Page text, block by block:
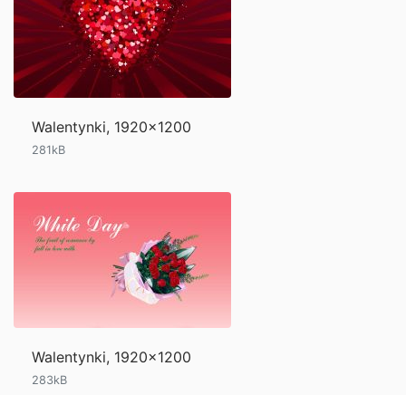
Walentynki, 1920x1200
281kB
Walentynki, 1920x1200
283kB